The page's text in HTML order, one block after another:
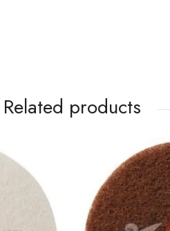
Related products